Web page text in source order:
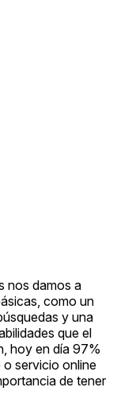
nos damos a
como un
y una
que el
hoy en día 97%
servicio online
de tener